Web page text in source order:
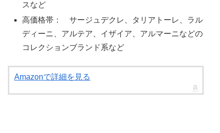
スなど
高価格帯： サージュデクレ、タリアトーレ、ラル
ディーニ、アルテア、イザイア、アルマーニなどの
コレクションブランド系など
Amazonで詳細を見る